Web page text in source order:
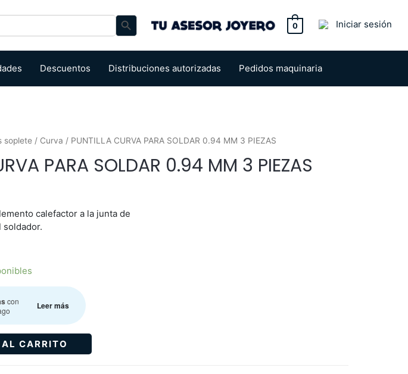
Iniciar sesión
Search Button
Descuentos Distribuciones autorizadas Pedidos maquinaria
0
soplete/ Curva / PUNTILLA CURVA PARA SOLDAR 0.94 MM 3 PIEZAS
PARA SOLDAR 0.94 MM 3 PIEZAS
calefactor a la junta de
soldador.
con
Leer más
CARRITO